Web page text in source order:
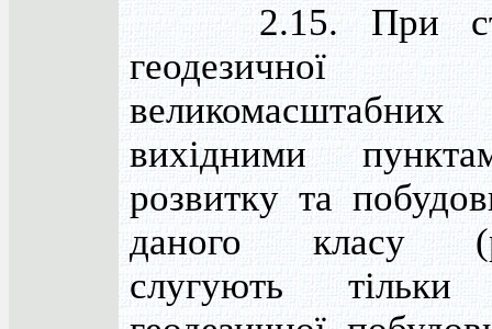
2.15. При
геодезичної
великомасштабних
вихідними
розвитку та
даного класу
слугують тільки